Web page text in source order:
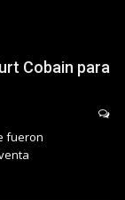
Cobain para
fueron